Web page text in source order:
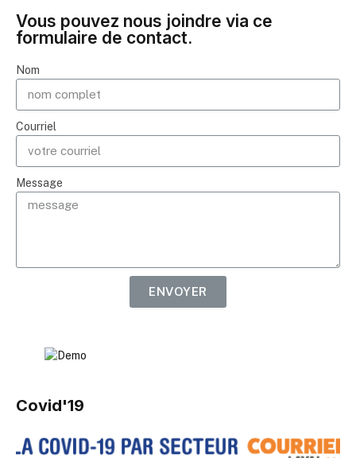
Vous pouvez nous joindre via ce
formulaire de contact.
Nom
Courriel
Message
ENVOYER
Covid'19